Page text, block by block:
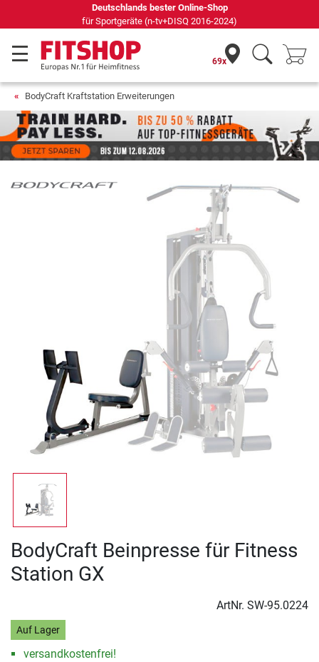
bester Online-Shop
(n-tv+DISQ 2016-2024)
69x
BodyCraft Kraftstation Erweiterungen
BodyCraft Beinpresse für Fitness
Station GX
ArtNr. SW-95.0224
Auf Lager
versandkostenfrei!